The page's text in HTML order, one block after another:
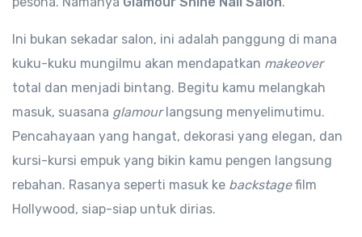
Ini bukan sekadar salon, ini adalah panggung di mana
kuku-kuku mungilmu akan mendapatkan makeover
total dan menjadi bintang. Begitu kamu melangkah
masuk, suasana glamourlangsung menyelimutimu.
Pencahayaan yang hangat, dekorasi yang elegan, dan
kursi-kursi empuk yang bikin kamu pengen langsung
rebahan. Rasanya seperti masuk ke backstagefilm
Hollywood, siap-siap untuk dirias.